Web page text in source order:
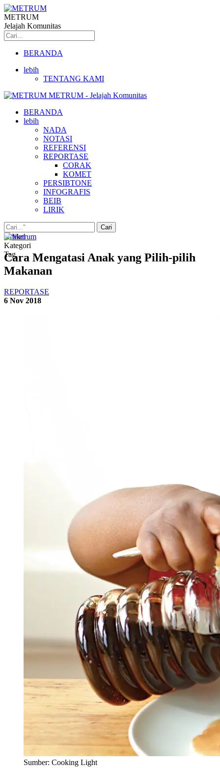
METRUM
Jelajah Komunitas
BERANDA
lebih
TENTANG KAMI
METRUM - Jelajah Komunitas
BERANDA
lebih
NADA
NOTASI
REFERENSI
REPORTASE
CORAK
KOMET
PERSIBTONE
INFOGRAFIS
BEIB
LIRIK
Artikel
Kategori
Tag
Cara Mengatasi Anak yang Pilih-pilih
Makanan
REPORTASE
6 Nov 2018
Sumber: Cooking Light